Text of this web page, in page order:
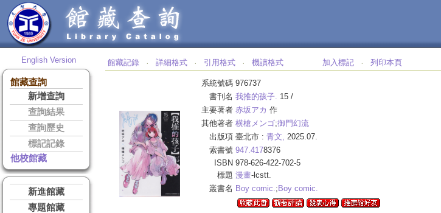
English Version
館藏查詢
新增查詢
查詢結果
查詢歷史
標記記錄
他校館藏
新進館藏
專題館藏
館藏記錄 ‧ 詳細格式 ‧ 引用格式 ‧ 機讀格式 加入標記 ‧ 列印本頁
系統號碼 976737
書刊名 我推的孩子. 15 /
主要著者 赤坂アカ 作
其他著者 横槍メンゴ;御門幻流
出版項 臺北市 : 青文, 2025.07.
索書號 947.4178376
ISBN 978-626-422-702-5
標題 漫畫-lcstt.
叢書名 Boy comic.; Boy comic.